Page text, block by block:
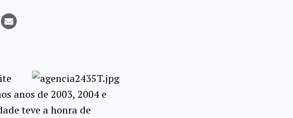
anos de 2003, 2004 e
teve a honra de